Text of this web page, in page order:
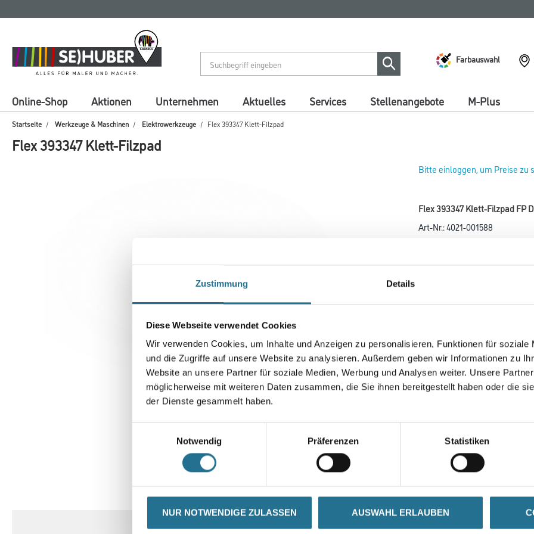
Zustimmung Details
Diese Webseite verwendet Cookies
Wir verwenden Cookies, um Inhalte und Anzeigen zu personalisieren, Funktionen für soziale
und die Zugriffe auf unsere Website zu analysieren. Außerdem geben wir Informationen zu
Website an unsere Partner für soziale Medien, Werbung und Analysen weiter. Unsere
möglicherweise mit weiteren Daten zusammen, die Sie ihnen bereitgestellt haben oder die
der Dienste gesammelt haben.
Notwendig
Präferenzen Statistiken
NUR NOTWENDIGE ZULASSEN AUSWAHL ERLAUBEN
springen
springen
Farbauswahl
Online-Shop Aktionen Unternehmen Aktuelles Services Stellenangebote M-Plus
Startseite Werkzeuge & Maschinen Elektrowerkzeuge Flex 393347 Klett-Filzpad
Flex 393347 Klett-Filzpad
Bitte einloggen, um Preise zu
Flex 393347 Klett-Filzpad FP
Art-Nr.:4021-001588
Umrechnungsfaktoren
CURRENT